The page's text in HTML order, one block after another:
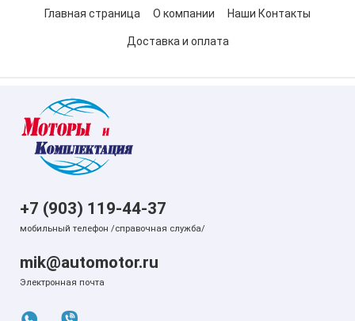
Главная страница О компании Наши Контакты
Доставка и оплата
+7 (903) 119-44-37
мобильный телефон /справочная служба/
mik@automotor.ru
Электронная почта